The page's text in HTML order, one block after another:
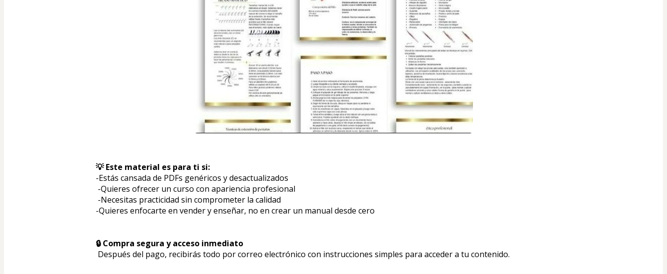
💡 Este material es para ti si:
-Estás cansada de PDFs genéricos y desactualizados
-Quieres ofrecer un curso con apariencia profesional
-Necesitas practicidad sin comprometer la calidad
-Quieres enfocarte en vender y enseñar, no en crear un manual desde cero
🔒 Compra segura y acceso inmediato
Después del pago, recibirás todo por correo electrónico con instrucciones simples para acceder a tu contenido.